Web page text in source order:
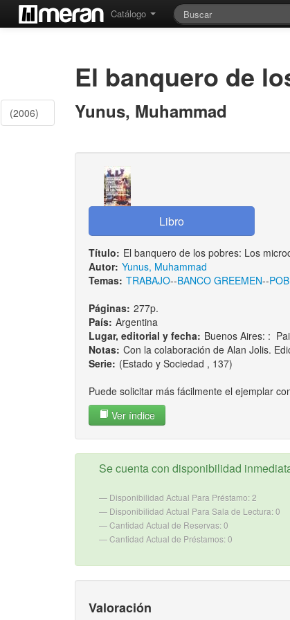
Catálogo
(2006)
El banquero de
Yunus, Muhammad
Título: El banquero de los pobres: Los
Autor: Yunus, Muhammad
Temas: TRABAJO--BANCO GREEMEN--
Páginas: 277p.
País: Argentina
Lugar, editorial y fecha: Buenos Aires: :
Notas: Con la colaboración de Alan Jolis.
Serie: (Estado y Sociedad , 137)
Puede solicitar más fácilmente el ejemplar
Ver índice
Se cuenta con disponibilidad
Disponibilidad Actual Para Préstamo: 2
Disponibilidad Actual Para Sala de Lectura: 0
Cantidad Actual de Reservas: 0
Cantidad Actual de Préstamos: 0
Valoración